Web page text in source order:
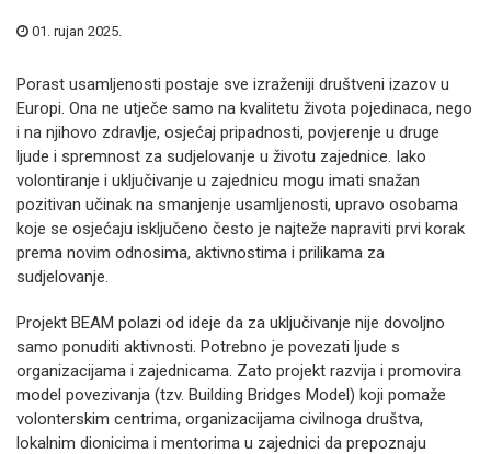
01. rujan 2025.
Porast usamljenosti postaje sve izraženiji društveni izazov u
Europi. Ona ne utječe samo na kvalitetu života pojedinaca, nego
i na njihovo zdravlje, osjećaj pripadnosti, povjerenje u druge
ljude i spremnost za sudjelovanje u životu zajednice. Iako
volontiranje i uključivanje u zajednicu mogu imati snažan
pozitivan učinak na smanjenje usamljenosti, upravo osobama
koje se osjećaju isključeno često je najteže napraviti prvi korak
prema novim odnosima, aktivnostima i prilikama za
sudjelovanje.
Projekt BEAM polazi od ideje da za uključivanje nije dovoljno
samo ponuditi aktivnosti. Potrebno je povezati ljude s
organizacijama i zajednicama. Zato projekt razvija i promovira
model povezivanja (tzv. Building Bridges Model) koji pomaže
volonterskim centrima, organizacijama civilnoga društva,
lokalnim dionicima i mentorima u zajednici da prepoznaju